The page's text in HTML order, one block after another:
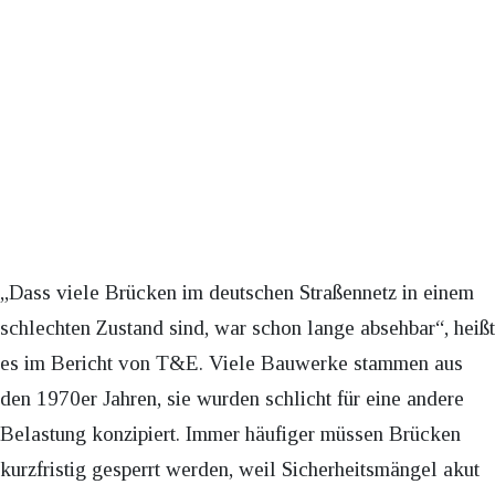
„Dass viele Brücken im deutschen Straßennetz in einem
schlechten Zustand sind, war schon lange absehbar“, heißt
es im Bericht von T&E. Viele Bauwerke stammen aus
den 1970er Jahren, sie wurden schlicht für eine andere
Belastung konzipiert. Immer häufiger müssen Brücken
kurzfristig gesperrt werden, weil Sicherheitsmängel akut